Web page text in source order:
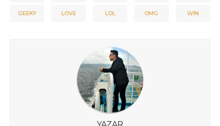
GEEKY LOVE LOL OMG WIN